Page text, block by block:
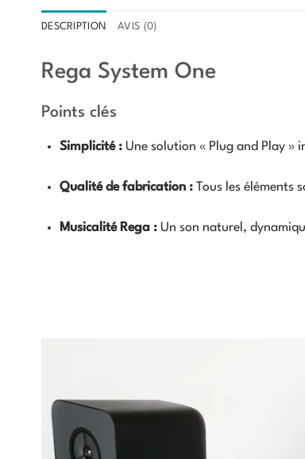
DESCRIPTION AVIS (0)
Rega System One
Points clés
Simplicité :Une solution « Plug and Play »
Qualité de fabrication :Tous les éléments
Musicalité Rega :Un son naturel,